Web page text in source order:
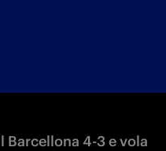
Barcellona 4-3 e vola